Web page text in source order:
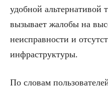
удобной альтернативой
вызывает жалобы на
неисправности и
инфраструктуры.
По словам